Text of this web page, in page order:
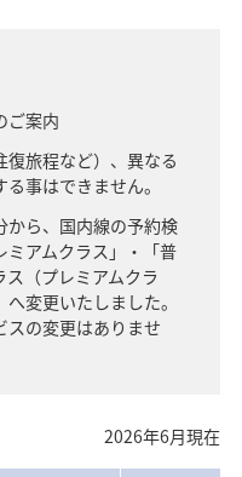
ご案内
旅程など）、異なる
事はできません。
ら、国内線の予約検
ミアムクラス」・「普
（プレミアムクラ
変更いたしました。
スの変更はありませ
2026年6月現在